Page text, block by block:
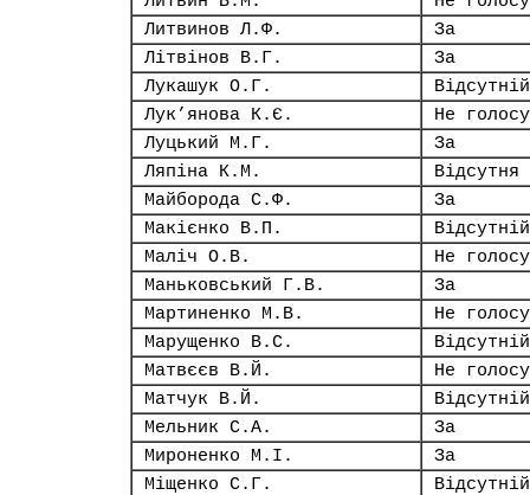
Литвинов Л.Ф.
За
Літвінов В.Г.
За
Лукашук О.Г.
Відсутній
Лук’янова К.Є.
Не
Луцький М.Г.
За
Ляпіна К.М.
Відсутня
Майборода С.Ф.
За
Макієнко В.П.
Відсутній
Маліч О.В.
Не
Маньковський Г.В.
За
Мартиненко М.В.
Не
Марущенко В.С.
Відсутній
Матвєєв В.Й.
Не
Матчук В.Й.
Відсутній
Мельник С.А.
За
Мироненко М.І.
За
Міщенко С.Г.
Відсутній